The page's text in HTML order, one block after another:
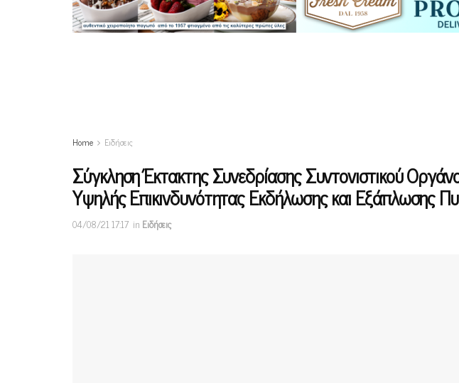
Home Ειδήσεις
Σύγκληση Έκτακτης Συνεδρίασης Συντονιστικού
Υψηλής Επικινδυνότητας Εκδήλωσης και Εξάπλωσης
04/08/21 17:17 in Ειδήσεις